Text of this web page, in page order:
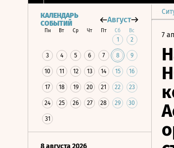
КАЛЕНДАРЬ
СОБЫТИЙ
Август
Пн Вт Ср Чт Пт Сб Вс
1 2
3 4 5 6 7 8 9
10 11 12 13 14 15 16
17 18 19 20 21 22 23
24 25 26 27 28 29 30
31
8 августа 2026
7